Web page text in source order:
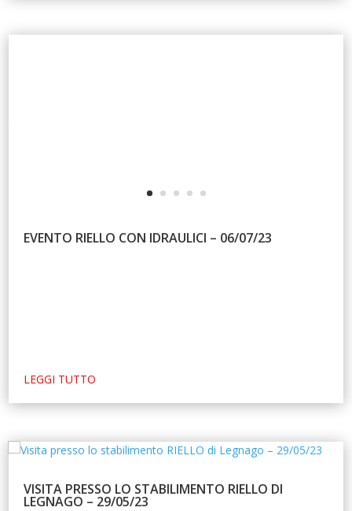
EVENTO RIELLO CON IDRAULICI – 06/07/23
LEGGI TUTTO
VISITA PRESSO LO STABILIMENTO RIELLO DI
LEGNAGO – 29/05/23